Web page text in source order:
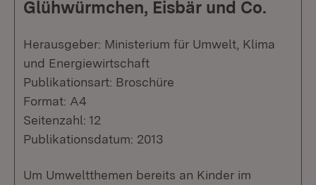
Glühwürmchen, Eisbär und Co.
Herausgeber: Ministerium für Umwelt, Klima
und Energiewirtschaft
Publikationsart: Broschüre
Format: A4
Seitenzahl: 12
Publikationsdatum: 2013
Um Umweltthemen bereits an Kinder im